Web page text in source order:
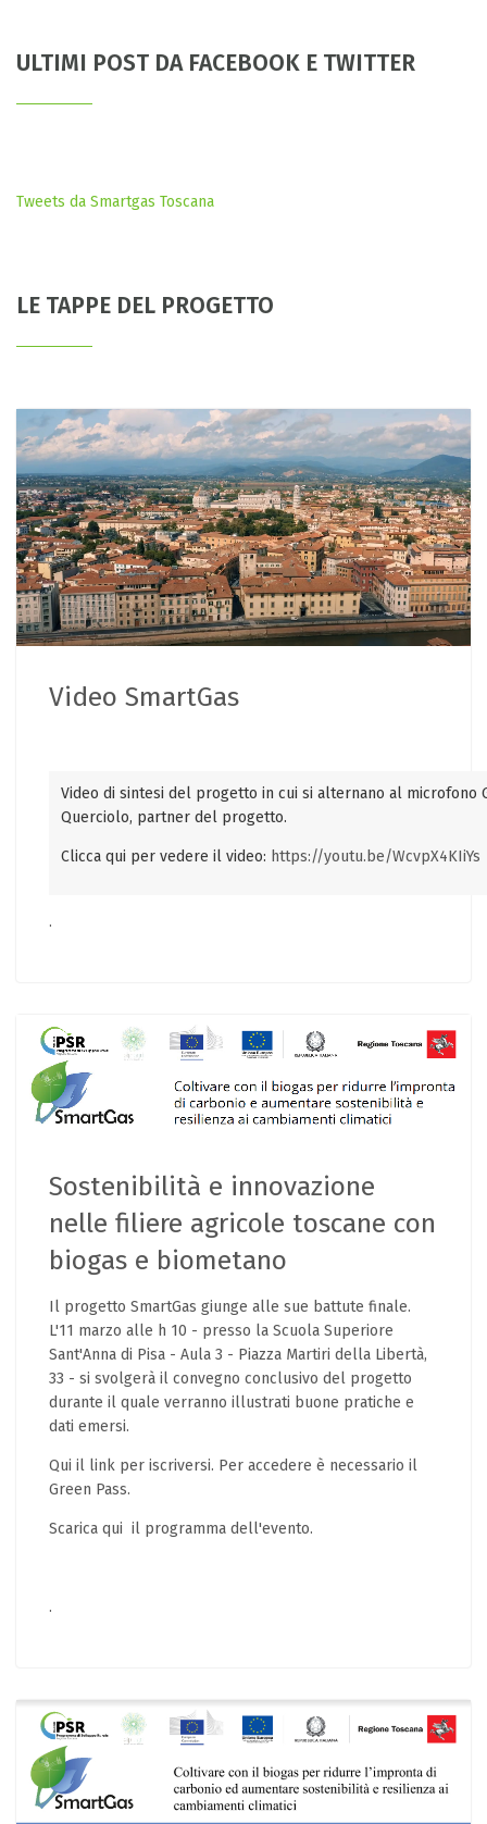
ULTIMI POST DA FACEBOOK E TWITTER
Tweets da Smartgas Toscana
LE TAPPE DEL PROGETTO
Video SmartGas
Video di sintesi del progetto in cui si alternano al microfono
Querciolo, partner del progetto.
Clicca qui per vedere il video: https://youtu.be/WcvpX4KIiYs
.
Sostenibilità e innovazione
nelle filiere agricole toscane con
biogas e biometano
Il progetto SmartGas giunge alle sue battute finale.
L'11 marzo alle h 10 - presso la Scuola Superiore
Sant'Anna di Pisa - Aula 3 - Piazza Martiri della Libertà,
33 - si svolgerà il convegno conclusivo del progetto
durante il quale verranno illustrati buone pratiche e
dati emersi.
Qui il link per iscriversi. Per accedere è necessario il
Green Pass.
Scarica qui il programma dell'evento.
.